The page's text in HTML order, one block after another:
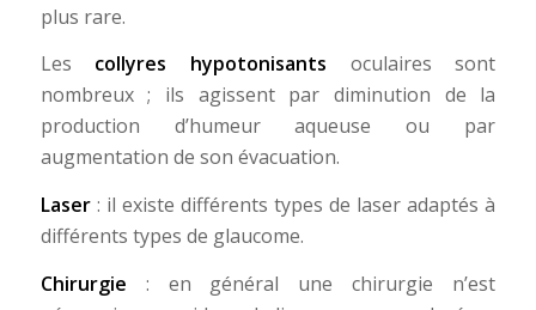
plus rare.
Les collyres hypotonisants oculaires sont
nombreux ; ils agissent par diminution de la
production d’humeur aqueuse ou par
augmentation de son évacuation.
Laser : il existe différents types de laser adaptés à
différents types de glaucome.
Chirurgie : en général une chirurgie n’est